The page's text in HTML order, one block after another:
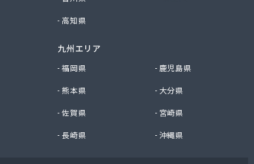
高知県
九州エリア
福岡県
鹿児島県
熊本県
大分県
佐賀県
宮崎県
長崎県
沖縄県